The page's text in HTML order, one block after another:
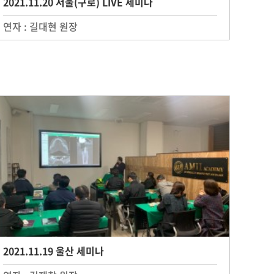
연자 : 길대현 원장
2021.11.19 울산 세미나